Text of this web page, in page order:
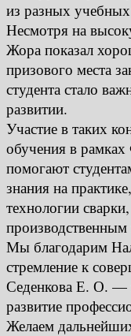
из разных
Несмотря на
Жора показал
призового места
студента стало
развитии.
Участие в таких
обучения в
помогают
знания на
технологии
производственным
Мы благодарим
стремление к
Седенкова Е. О. —
развитие
Желаем